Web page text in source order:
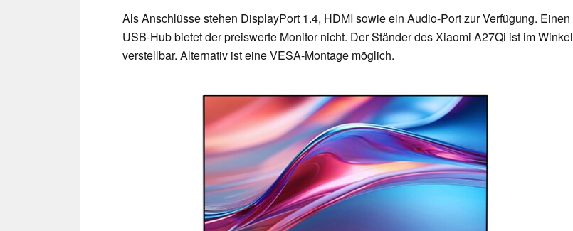
Als Anschlüsse stehen DisplayPort 1.4, HDMI sowie ein Audio-Port zur Verfügung. Einen
USB-Hub bietet der preiswerte Monitor nicht. Der Ständer des Xiaomi A27Qi ist im Winkel
verstellbar. Alternativ ist eine VESA-Montage möglich.